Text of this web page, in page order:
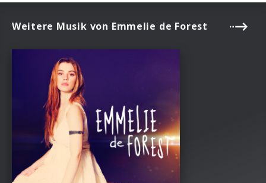
Weitere Musik von Emmelie de Forest